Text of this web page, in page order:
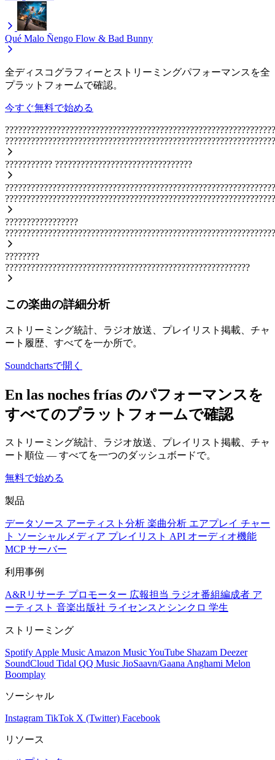
Qué Malo Ñengo Flow & Bad Bunny
全ディスコグラフィーとストリーミングパフォーマンスを全
プラットフォームで確認。
今すぐ無料で始める
??????????? ????????????????????????????????
?????????????????
????????
?????????????????????????????????????????????????????????
この楽曲の詳細分析
ストリーミング統計、ラジオ放送、プレイリスト掲載、チャ
ート履歴、すべてを一か所で。
Soundchartsで開く
En las noches frías のパフォーマンスを
すべてのプラットフォームで確認
ストリーミング統計、ラジオ放送、プレイリスト掲載、チャ
ート順位 — すべてを一つのダッシュボードで。
無料で始める
製品
データソース アーティスト分析 楽曲分析 エアプレイ チャー
ト ソーシャルメディア プレイリスト API オーディオ機能
MCP サーバー
利用事例
A&Rリサーチ プロモーター 広報担当 ラジオ番組編成者 ア
ーティスト 音楽出版社 ライセンスとシンクロ 学生
ストリーミング
Spotify Apple Music Amazon MusicYouTube Shazam Deezer
SoundCloud Tidal QQ Music JioSaavn/Gaana Anghami Melon
Boomplay
ソーシャル
Instagram TikTok X (Twitter) Facebook
リソース